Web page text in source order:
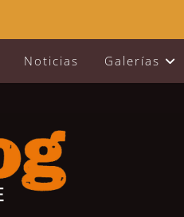
Noticias Galerías